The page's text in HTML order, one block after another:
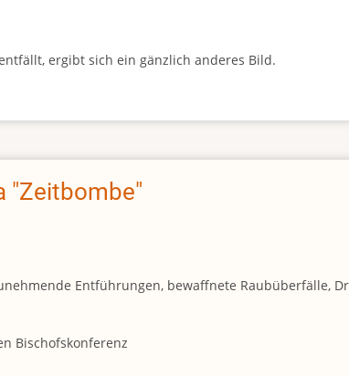
ergibt sich ein gänzlich anderes Bild.
"Zeitbombe"
Entführungen, bewaffnete Raubüberfälle,
Bischofskonferenz